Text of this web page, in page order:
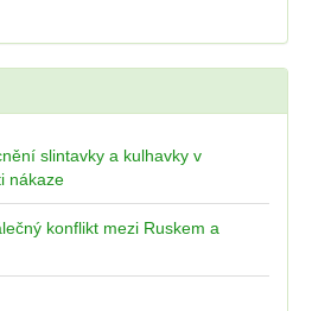
slintavky a kulhavky v
nákaze
konflikt mezi Ruskem a